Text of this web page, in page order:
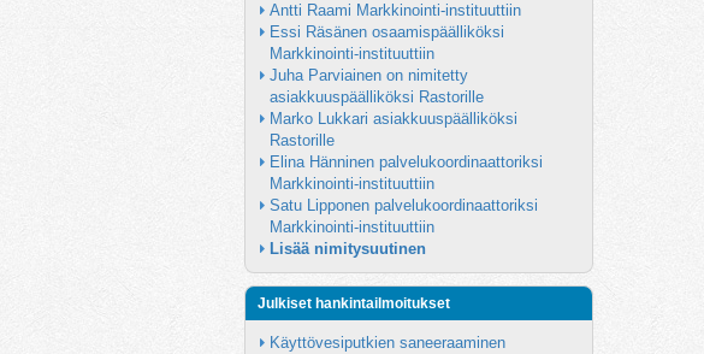
Antti Raami Markkinointi-instituuttiin
Essi Räsänen osaamispäälliköksi
Markkinointi-instituuttiin
Juha Parviainen on nimitetty
asiakkuuspäälliköksi Rastorille
Marko Lukkari asiakkuuspäälliköksi
Rastorille
Elina Hänninen palvelukoordinaattoriksi
Markkinointi-instituuttiin
Satu Lipponen palvelukoordinaattoriksi
Markkinointi-instituuttiin
Lisää nimitysuutinen
Julkiset hankintailmoitukset
Käyttövesiputkien saneeraaminen